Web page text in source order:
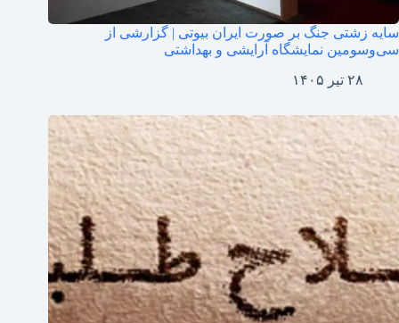
سایه زشتی جنگ بر صورت ایران‌ بیوتی | گزارشی از
سی‌وسومین نمایشگاه آرایشی و بهداشتی
۲۸ تیر ۱۴۰۵